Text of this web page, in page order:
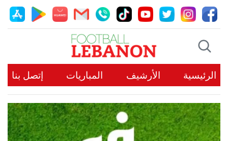
الرئيسية الأرشيف المباريات إتصل بنا